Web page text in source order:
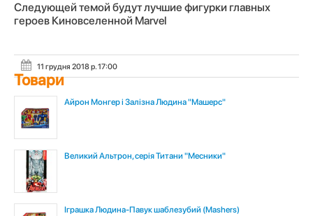
Следующей темой будут лучшие фигурки главных
героев Киновселенной Marvel
11 грудня 2018 р. 17:00
Товари
Айрон Монгер і Залізна Людина "Машерс"
Великий Альтрон, серія Титани "Месники"
Іграшка Людина-Павук шаблезубий (Mashers)